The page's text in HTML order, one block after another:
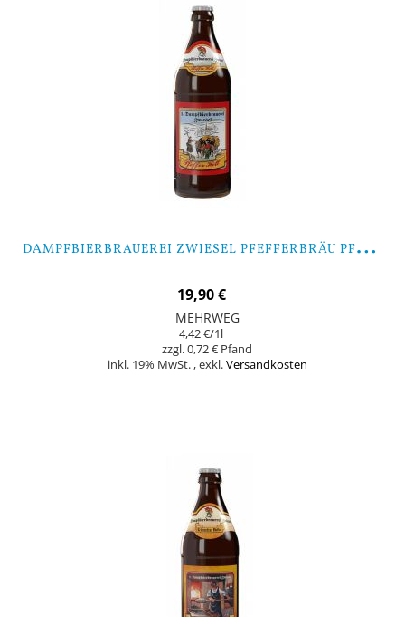
D
AMPFBIERBRAUEREI ZWIESEL PFEFFERBRÄU PFEFFER HELL - 9 FLASCHEN
19,90 €
MEHRWEG
4,42 €/1l
0,72 €
inkl. 19% MwSt. ,exkl.Versandkosten